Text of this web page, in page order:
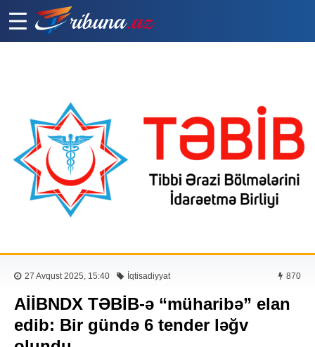
27 Avqust 2025, 15:40 İqtisadiyyat 870
AİİBNDX TƏBİB-ə “müharibə” elan
edib: Bir gündə 6 tender ləğv